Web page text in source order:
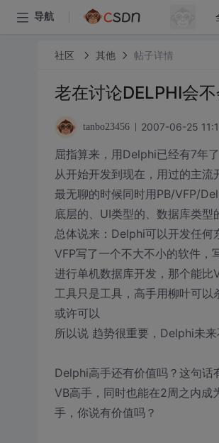
导航
社区 其他 帖子详情
老在讨论DELPHI会
tanbo23456 2007-06-25
屈指算来，用Delphi已经有7年了
从开始开发到现在，用过的主
最无聊的时候同时用PB/VFP/
底层的、UI类型的、数据库类型
总体说来：Delphi可以开发任何
VFP写了一个不大不小的软件，
进行单机数据库开发，那个能
工具只是工具，高手用柳叶可
或许可以
所以说 趋势很重要，Delphi未
Delphi高手还有价值吗？这句话
VB高手，同时也能在2周之内成
手，你说有价值吗？